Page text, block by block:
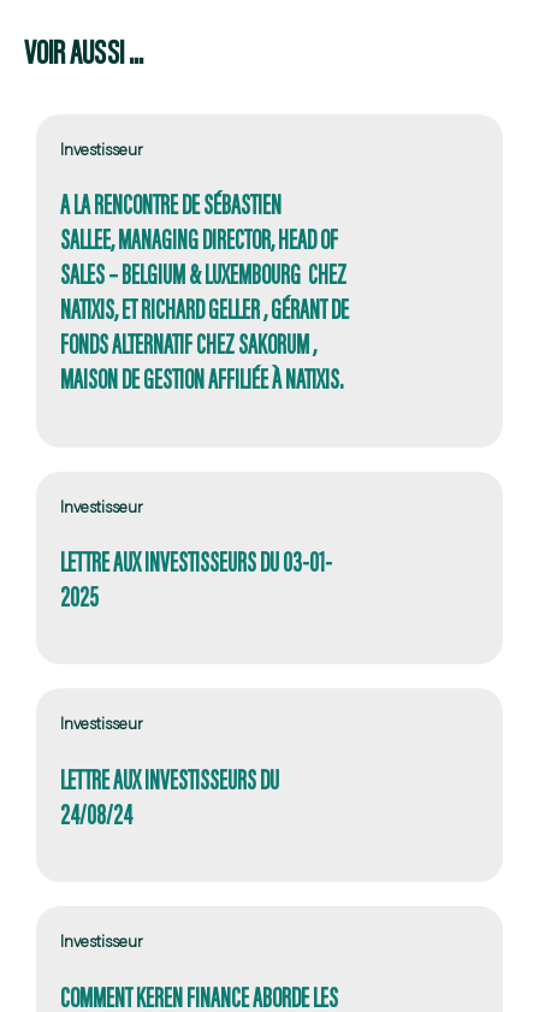
VOIR AUSSI ...
Investisseur
A LA RENCONTRE DE SÉBASTIEN
SALLEE, MANAGING DIRECTOR, HEAD OF
SALES – BELGIUM & LUXEMBOURG CHEZ
NATIXIS, ET RICHARD GELLER , GÉRANT DE
FONDS ALTERNATIF CHEZ SAKORUM ,
MAISON DE GESTION AFFILIÉE À NATIXIS.
Investisseur
LETTRE AUX INVESTISSEURS DU 03-01-
2025
Investisseur
LETTRE AUX INVESTISSEURS DU
24/08/24
Investisseur
COMMENT KEREN FINANCE ABORDE LES